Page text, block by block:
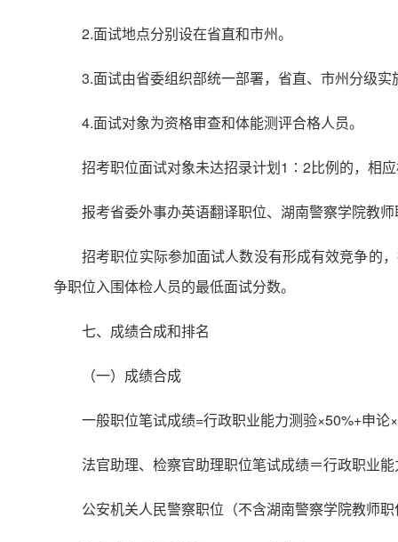
2.面试地点分别设在省直和市州。
3.面试由省委组织部统一部署，省直、市州分级实
4.面试对象为资格审查和体能测评合格人员。
招考职位面试对象未达招录计划1∶2比例的，相
报考省委外事办英语翻译职位、湖南警察学院教
招考职位实际参加面试人数没有形成有效竞争的
争职位入围体检人员的最低面试分数。
七、成绩合成和排名
（一）成绩合成
一般职位笔试成绩=行政职业能力测验×50%+申论
法官助理、检察官助理职位笔试成绩＝行政职业
公安机关人民警察职位（不含湖南警察学院教师